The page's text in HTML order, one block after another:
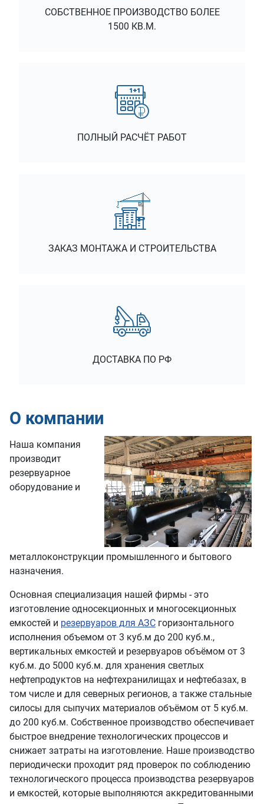
СОБСТВЕННОЕ ПРОИЗВОДСТВО БОЛЕЕ
1500 КВ.М.
ПОЛНЫЙ РАСЧЁТ РАБОТ
ЗАКАЗ МОНТАЖА И СТРОИТЕЛЬСТВА
ДОСТАВКА ПО РФ
О компании
Наша компания
производит
резервуарное
оборудование и
металлоконструкции промышленного и бытового
назначения.
Основная специализация нашей фирмы - это
изготовление односекционных и многосекционных
емкостей и резервуаров для АЗС горизонтального
исполнения объемом от 3 куб.м до 200 куб.м.,
вертикальных емкостей и резервуаров объёмом от 3
куб.м. до 5000 куб.м. для хранения светлых
нефтепродуктов на нефтехранилищах и нефтебазах, в
том числе и для северных регионов, а также стальные
силосы для сыпучих материалов объёмом от 5 куб.м.
до 200 куб.м. Собственное производство обеспечивает
быстрое внедрение технологических процессов и
снижает затраты на изготовление. Наше производство
периодически проходит ряд проверок по соблюдению
технологического процесса производства резервуаров
и емкостей, которые выполняются аккредитованными